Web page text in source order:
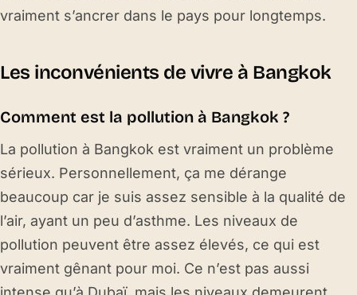
vraiment s’ancrer dans le pays pour longtemps.
Les inconvénients de vivre à Bangkok
Comment est la pollution à Bangkok ?
La pollution à Bangkok est vraiment un problème
sérieux. Personnellement, ça me dérange
beaucoup car je suis assez sensible à la qualité de
l’air, ayant un peu d’asthme. Les niveaux de
pollution peuvent être assez élevés, ce qui est
vraiment gênant pour moi. Ce n’est pas aussi